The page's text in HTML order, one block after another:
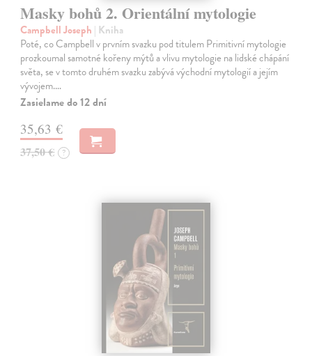
Masky bohů 2. Orientální mytologie
Campbell Joseph | Kniha
Poté, co Campbell v prvním svazku pod titulem Primitivní mytologie
prozkoumal samotné kořeny mýtů a vlivu mytologie na lidské chápání
světa, se v tomto druhém svazku zabývá východní mytologií a jejím
vývojem.…
Zasielame do 12 dní
35,63 €
37,50 € ?